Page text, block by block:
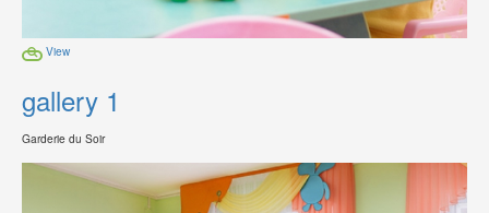
View
gallery 1
Garderie du Soir